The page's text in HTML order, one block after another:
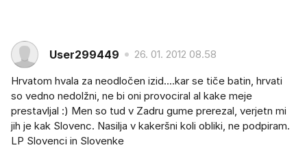
User299449 26. 01. 2012 08.58
Hrvatom hvala za neodločen izid....kar se tiče batin, hrvati
so vedno nedolžni, ne bi oni provociral al kake meje
prestavljal :) Men so tud v Zadru gume prerezal, verjetn mi
jih je kak Slovenc. Nasilja v kakeršni koli obliki, ne podpiram.
LP Slovenci in Slovenke